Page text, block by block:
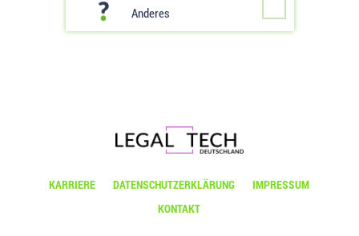
Anderes
KARRIERE DATENSCHUTZERKLÄRUNG
IMPRESSUM
KONTAKT